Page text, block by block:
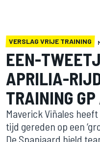
VERSLAG VRIJE TRAINING
EEN-
APRILIA-
TRAINING
Maverick Viñales
tijd gereden op een
De Spanjaard hield